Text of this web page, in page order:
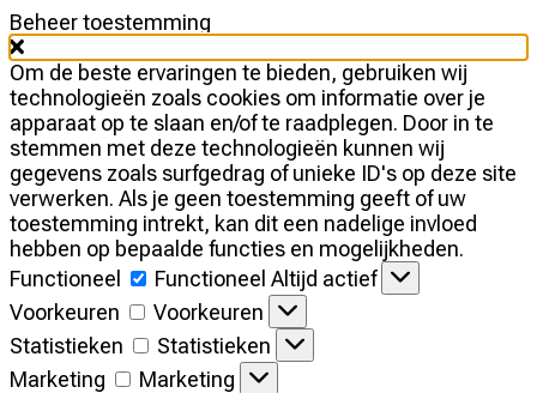
Beheer toestemming
Om de beste ervaringen te bieden, gebruiken wij
technologieën zoals cookies om informatie over je
apparaat op te slaan en/of te raadplegen. Door in te
stemmen met deze technologieën kunnen wij
gegevens zoals surfgedrag of unieke ID's op deze site
verwerken. Als je geen toestemming geeft of uw
toestemming intrekt, kan dit een nadelige invloed
hebben op bepaalde functies en mogelijkheden.
Functioneel
Functioneel Altijd actief
Voorkeuren
Voorkeuren
Statistieken
Statistieken
Marketing
Marketing